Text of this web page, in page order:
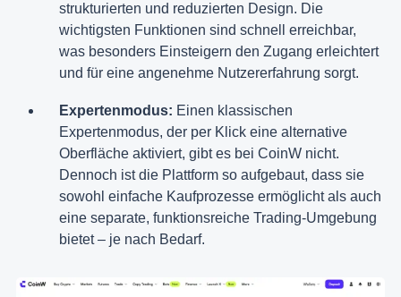
strukturierten und reduzierten Design. Die
wichtigsten Funktionen sind schnell erreichbar,
was besonders Einsteigern den Zugang erleichtert
und für eine angenehme Nutzererfahrung sorgt.
Expertenmodus: Einen klassischen
Expertenmodus, der per Klick eine alternative
Oberfläche aktiviert, gibt es bei CoinW nicht.
Dennoch ist die Plattform so aufgebaut, dass sie
sowohl einfache Kaufprozesse ermöglicht als auch
eine separate, funktionsreiche Trading-Umgebung
bietet – je nach Bedarf.